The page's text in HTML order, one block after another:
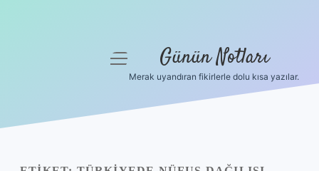
Yasal Uyarı
menüyü
Günün Notları
Merak uyandıran fikirlerle dolu kısa yazılar.